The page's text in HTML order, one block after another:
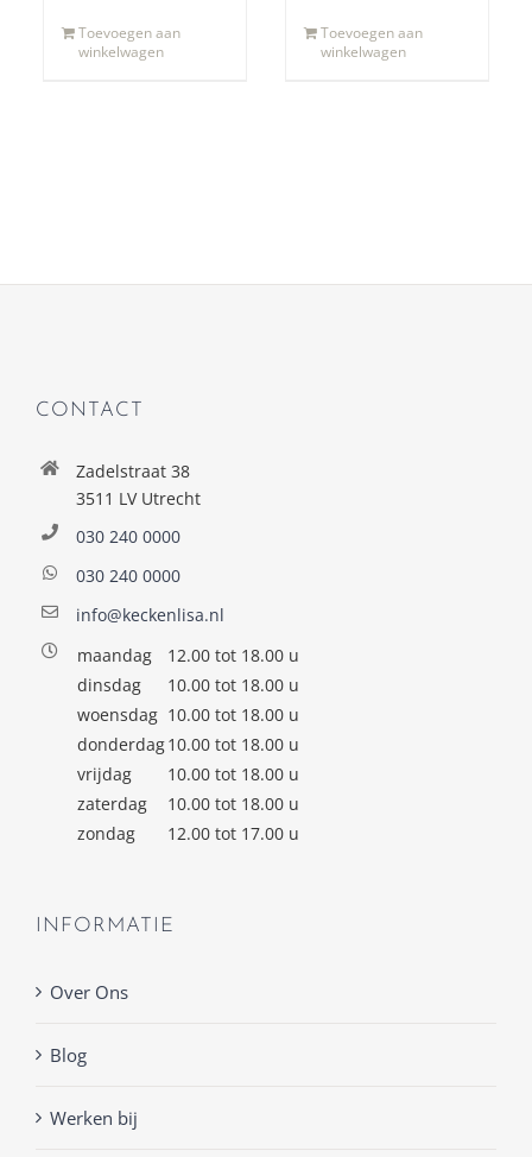
Toevoegen aan
winkelwagen
Toevoegen aan
winkelwagen
CONTACT
Zadelstraat 38
3511 LV Utrecht
030 240 0000
030 240 0000
info@keckenlisa.nl
maandag
12.00 tot 18.00 u
dinsdag
10.00 tot 18.00 u
woensdag 10.00 tot 18.00 u
donderdag10.00 tot 18.00 u
vrijdag
10.00 tot 18.00 u
zaterdag
10.00 tot 18.00 u
zondag
12.00 tot 17.00 u
INFORMATIE
Over Ons
Blog
Werken bij